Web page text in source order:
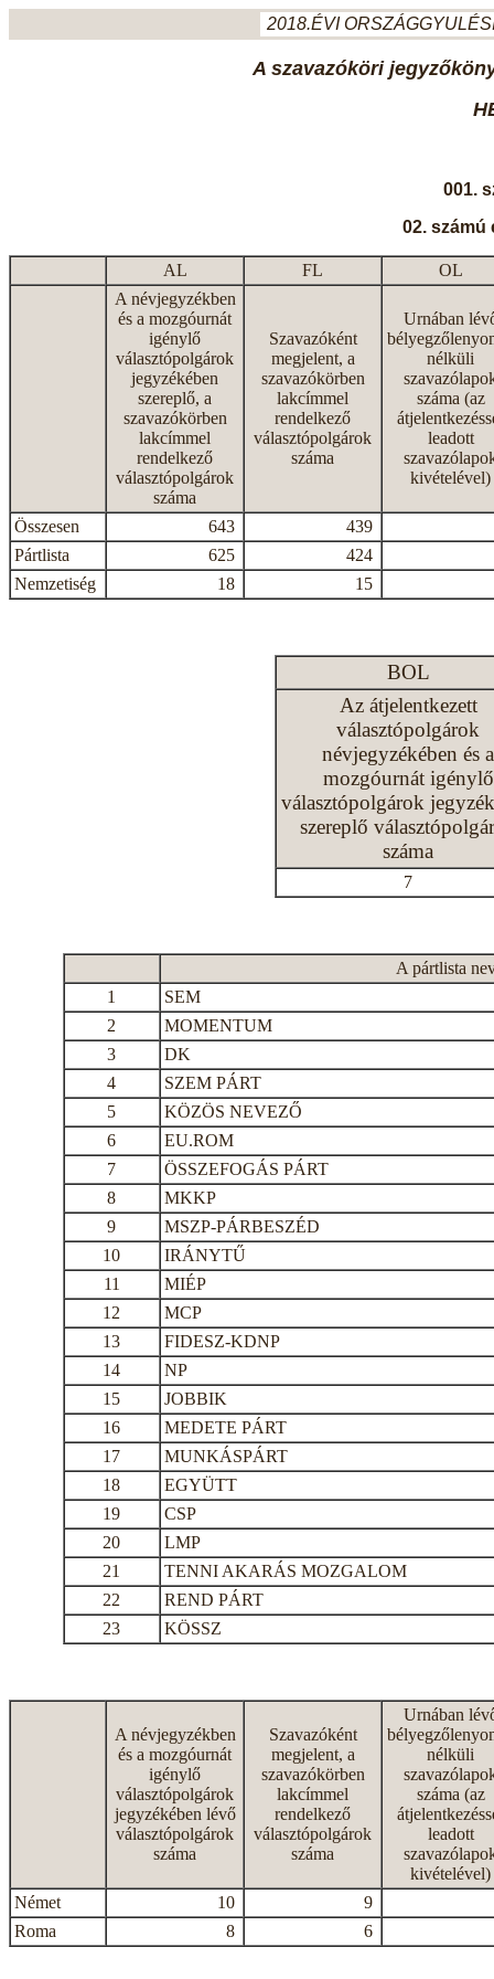
2018.ÉVI
A szavazóköri
001.
02. számú
AL FL
OL
A névjegyzékben
és a mozgóurnát
igénylő
választópolgárok
jegyzékében
szereplő, a
szavazókörben
lakcímmel
rendelkező
választópolgárok
száma
Szavazóként
megjelent, a
szavazókörben
lakcímmel
rendelkező
választópolgárok
száma
Urnában
nélküli
száma (az
leadott
kivételével)
Összesen 643
439
Pártlista
625
424
Nemzetiség
18 15
BOL
Az átjelentkezett
választópolgárok
névjegyzékében és a
mozgóurnát igénylő
választópolgárok
szereplő
száma
7
A pártlista
1
SEM
2
MOMENTUM
3
DK
4
SZEM PÁRT
5
KÖZÖS NEVEZŐ
6
EU.ROM
7
ÖSSZEFOGÁS PÁRT
8
MKKP
9
MSZP-PÁRBESZÉD
10
IRÁNYTŰ
11
MIÉP
12
MCP
13
FIDESZ-KDNP
14
NP
15
JOBBIK
16
MEDETE PÁRT
17
MUNKÁSPÁRT
18
EGYÜTT
19
CSP
20
LMP
21
TENNI AKARÁS MOZGALOM
22
REND PÁRT
23
KÖSSZ
A névjegyzékben
és a mozgóurnát
igénylő
választópolgárok
jegyzékében lévő
választópolgárok
száma
Szavazóként
megjelent, a
szavazókörben
lakcímmel
rendelkező
választópolgárok
száma
Urnában
nélküli
száma (az
leadott
kivételével)
Német
10
9
Roma
8 6